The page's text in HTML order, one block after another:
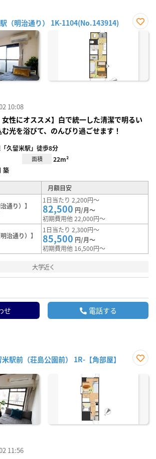
（明治通り） 1K-1104(No.143914)
お気
10:08
女性にオススメ】白で統一した清潔で明るい
光を浴びて、のんびり過ごせます！
久留米駅」徒歩8分
面積 22m²
築
月額目安
通り）】
1日当たり 2,200円～
82,500 円/月～
初期費用他 22,000円～
治通り）】
1日当たり 2,300円～
85,500 円/月～
初期費用他 16,500円～
大学近く
せ 電話する
駅前（荘島公園前） 1R-【角部屋】
に入
11:56